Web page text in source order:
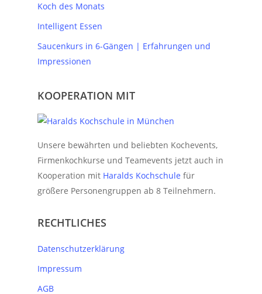
Koch des Monats
Intelligent Essen
Saucenkurs in 6-Gängen | Erfahrungen und
Impressionen
KOOPERATION MIT
Unsere bewährten und beliebten Kochevents,
Firmenkochkurse und Teamevents jetzt auch in
Kooperation mit Haralds Kochschule für
größere Personengruppen ab 8 Teilnehmern.
RECHTLICHES
Datenschutzerklärung
Impressum
AGB